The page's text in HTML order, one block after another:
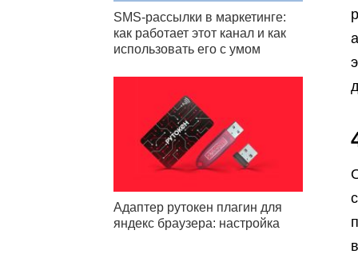
SMS-рассылки в маркетинге:
как работает этот канал и как
использовать его с умом
Адаптер рутокен плагин для
яндекс браузера: настройка